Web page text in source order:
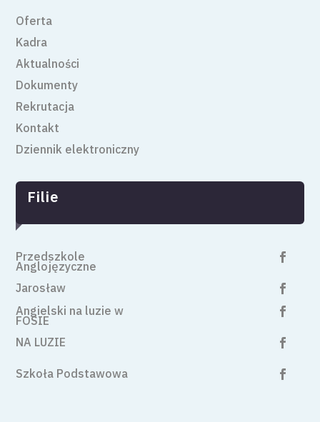
Oferta
Kadra
Aktualności
Dokumenty
Rekrutacja
Kontakt
Dziennik elektroniczny
Filie
Przedszkole
Anglojęzyczne

Jarosław 
Angielski na luzie w
FOSIE

NA LUZIE 
Szkoła Podstawowa 